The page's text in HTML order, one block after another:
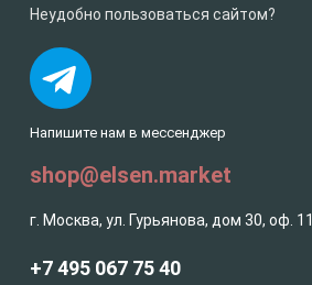
Напишите нам в мессенджер
shop@elsen.market
г. Москва, ул. Гурьянова, дом 30, оф.
Неудобно пользоваться сайтом?
+7 495 067 75 40